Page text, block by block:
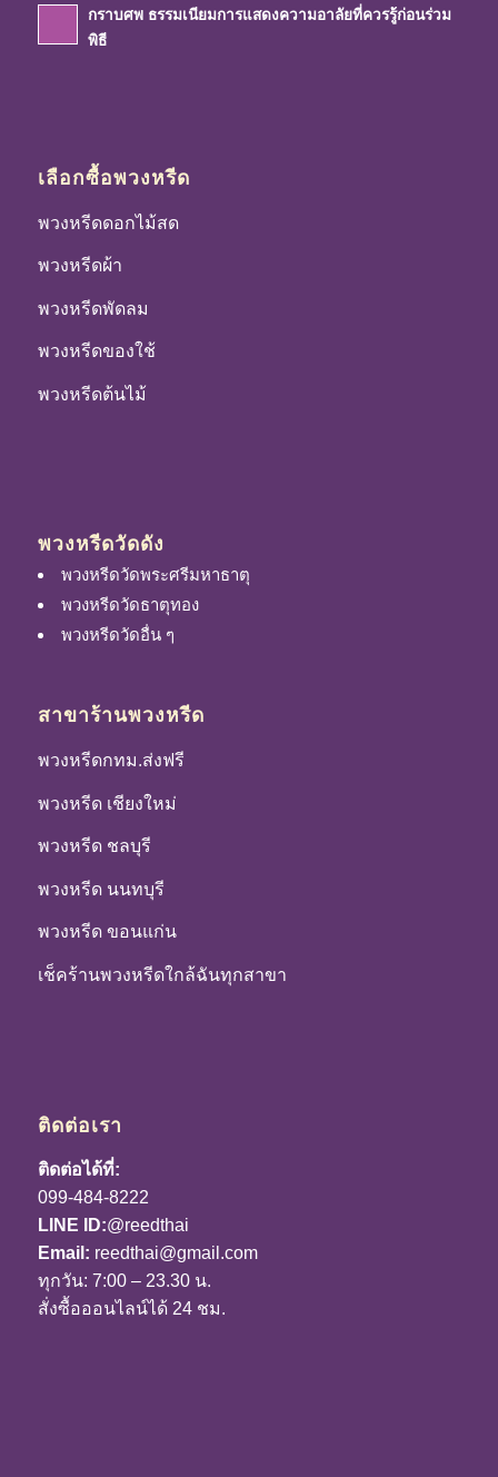
กราบศพ ธรรมเนียมการแสดงความอาลัยที่ควรรู้ก่อนร่วม
พิธี
เลือกซื้อพวงหรีด
พวงหรีดดอกไม้สด
พวงหรีดผ้า
พวงหรีดพัดลม
พวงหรีดของใช้
พวงหรีดต้นไม้
พวงหรีดวัดดัง
พวงหรีดวัดพระศรีมหาธาตุ
พวงหรีดวัดธาตุทอง
พวงหรีดวัดอื่น ๆ
สาขาร้านพวงหรีด
พวงหรีดกทม.ส่งฟรี
พวงหรีด เชียงใหม่
พวงหรีด ชลบุรี
พวงหรีด นนทบุรี
พวงหรีด ขอนแก่น
เช็คร้านพวงหรีดใกล้ฉันทุกสาขา
ติดต่อเรา
ติดต่อได้ที่:
099-484-8222
LINE ID:@reedthai
Email: reedthai@gmail.com
ทุกวัน: 7:00 – 23.30 น.
สั่งซื้อออนไลน์ได้ 24 ชม.